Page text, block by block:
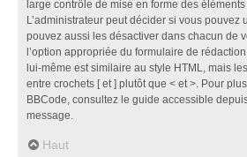
large contrôle de mise en forme des éléments
L’administrateur peut décider si vous pouvez
pouvez aussi les désactiver dans chacun de
l’option appropriée du formulaire de
lui-même est similaire au style HTML, mais
entre crochets [ et ] plutôt que < et >. Pour
BBCode, consultez le guide accessible
message.
Haut